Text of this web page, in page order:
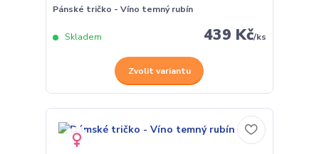
Pánské tričko - Víno temný rubín
439 Kč/ks
Skladem
Zvolit variantu